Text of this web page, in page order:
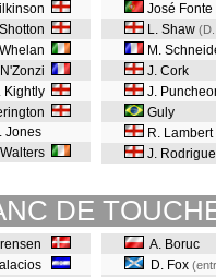
Kightly
Jones
José Fonte
L. Shaw
M.
J. Cork
J.
Guly
R. Lambert
J.
DE
A. Boruc
D. Fox